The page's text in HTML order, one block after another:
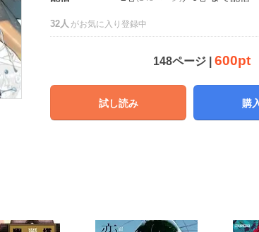
32人 がお気に入り登録中
148ページ | 600pt
試し読み 購